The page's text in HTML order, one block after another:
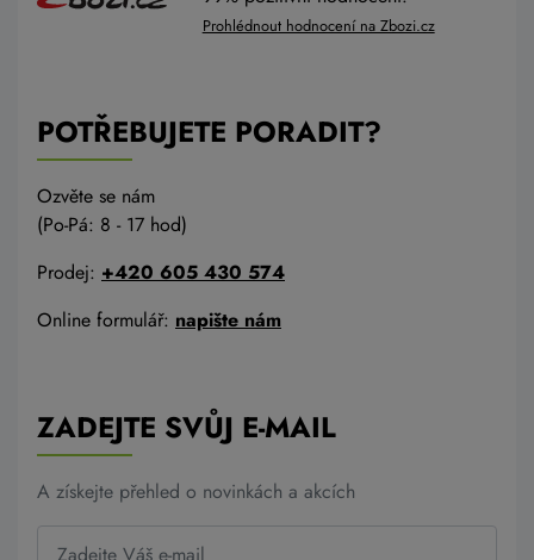
Prohlédnout hodnocení na Zbozi.cz
POTŘEBUJETE PORADIT?
Ozvěte se nám
(Po-Pá: 8 - 17 hod)
Prodej: +420 605 430 574
Online formulář: napište nám
ZADEJTE SVŮJ E-MAIL
A získejte přehled o novinkách a akcích